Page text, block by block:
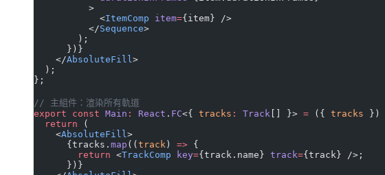
          >
            <
ItemComp item={item} />
          </
Sequence>
        );
      })}
    </
AbsoluteFill>
  );
};
// 主組件：渲染所有軌道
export const Main : React . FC<{ tracks : Track [] }> = ({ tracks })
  return
(
    <
AbsoluteFill>
      {tracks.
map (( track ) => {
        return
<TrackComp key={track.name} track={track} />;
      })}